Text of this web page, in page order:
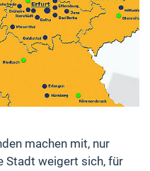
machen mit, nur
Stadt weigert sich, für